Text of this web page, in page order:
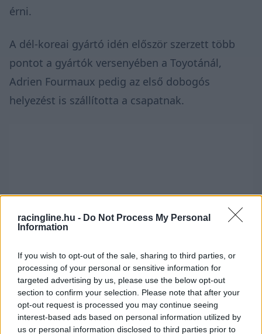
racingline.hu - Do Not Process My Personal
Information
If you wish to opt-out of the sale, sharing to third parties, or
processing of your personal or sensitive information for
targeted advertising by us, please use the below opt-out
section to confirm your selection. Please note that after your
opt-out request is processed you may continue seeing
interest-based ads based on personal information utilized by
us or personal information disclosed to third parties prior to
érni.
A dél-koreai gyártó idén először szerzett több
pontot a gyártók versenyében a Toyotánál,
Adrien Fourmaux pedig az első dobogós
helyezést is szállította a csapatnak.
“Elsősorban megkönnyebbültem a célba érés